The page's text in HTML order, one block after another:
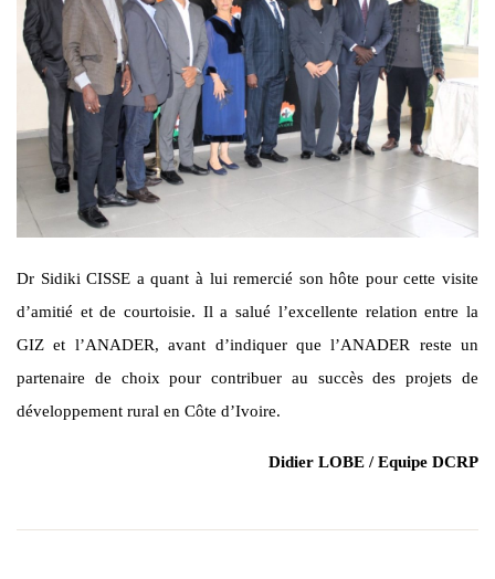
Dr Sidiki CISSE a quant à lui remercié son hôte pour cette visite
d’amitié et de courtoisie. Il a salué l’excellente relation entre la
GIZ et l’ANADER, avant d’indiquer que l’ANADER reste un
partenaire de choix pour contribuer au succès des projets de
développement rural en Côte d’Ivoire.
Didier LOBE / Equipe DCRP